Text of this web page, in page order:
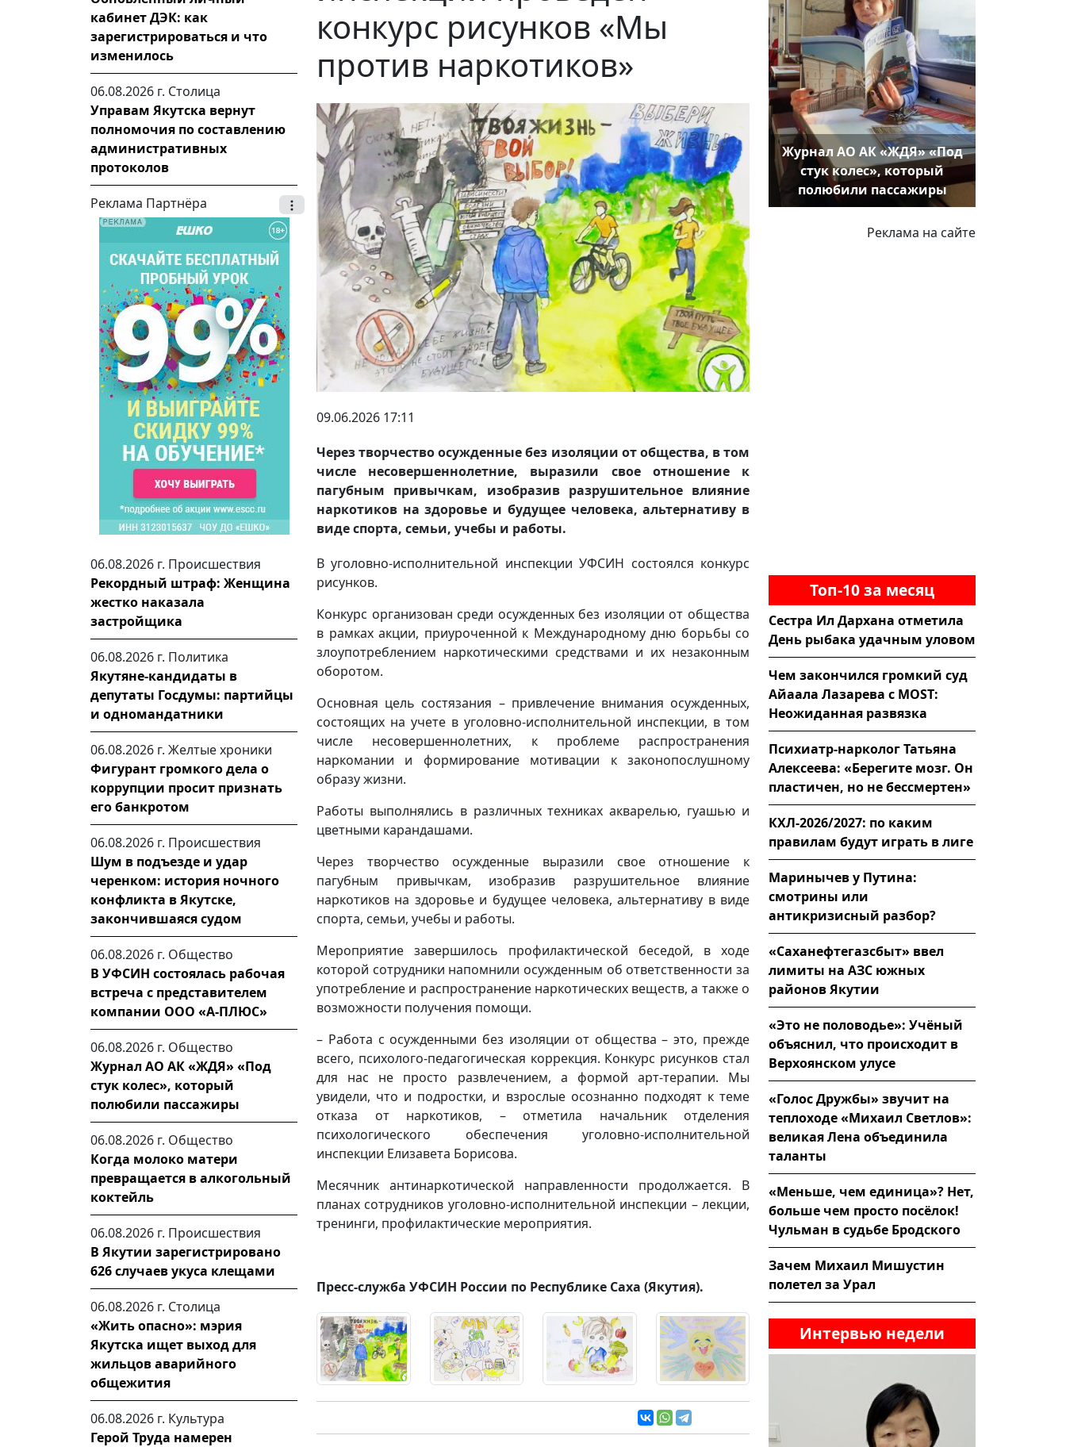
кабинет ДЭК: как
зарегистрироваться и что
изменилось
06.08.2026 г. Столица
Управам Якутска вернут
полномочия по составлению
административных
протоколов
Реклама Партнёра
06.08.2026 г. Происшествия
Рекордный штраф: Женщина
жестко наказала
застройщика
06.08.2026 г. Политика
Якутяне-кандидаты в
депутаты Госдумы: партийцы
и одномандатники
06.08.2026 г. Желтые хроники
Фигурант громкого дела о
коррупции просит признать
его банкротом
06.08.2026 г. Происшествия
Шум в подъезде и удар
черенком: история ночного
конфликта в Якутске,
закончившаяся судом
06.08.2026 г. Общество
В УФСИН состоялась рабочая
встреча с представителем
компании ООО «А-ПЛЮС»
06.08.2026 г. Общество
Журнал АО АК «ЖДЯ» «Под
стук колес», который
полюбили пассажиры
06.08.2026 г. Общество
Когда молоко матери
превращается в алкогольный
коктейль
06.08.2026 г. Происшествия
В Якутии зарегистрировано
626 случаев укуса клещами
06.08.2026 г. Столица
«Жить опасно»: мэрия
Якутска ищет выход для
жильцов аварийного
общежития
06.08.2026 г. Культура
Герой Труда намерен
конкурс рисунков «Мы
против наркотиков»
09.06.2026 17:11
Через творчество осужденные без изоляции от общества, в том
числе несовершеннолетние, выразили свое отношение к
пагубным привычкам, изобразив разрушительное влияние
наркотиков на здоровье и будущее человека, альтернативу в
виде спорта, семьи, учебы и работы.
В уголовно-исполнительной инспекции УФСИН состоялся конкурс
рисунков.
Конкурс организован среди осужденных без изоляции от общества
в рамках акции, приуроченной к Международному дню борьбы со
злоупотреблением наркотическими средствами и их незаконным
оборотом.
Основная цель состязания – привлечение внимания осужденных,
состоящих на учете в уголовно-исполнительной инспекции, в том
числе несовершеннолетних, к проблеме распространения
наркомании и формирование мотивации к законопослушному
образу жизни.
Работы выполнялись в различных техниках акварелью, гуашью и
цветными карандашами.
Через творчество осужденные выразили свое отношение к
пагубным привычкам, изобразив разрушительное влияние
наркотиков на здоровье и будущее человека, альтернативу в виде
спорта, семьи, учебы и работы.
Мероприятие завершилось профилактической беседой, в ходе
которой сотрудники напомнили осужденным об ответственности за
употребление и распространение наркотических веществ, а также о
возможности получения помощи.
– Работа с осужденными без изоляции от общества – это, прежде
всего, психолого-педагогическая коррекция. Конкурс рисунков стал
для нас не просто развлечением, а формой арт-терапии. Мы
увидели, что и подростки, и взрослые осознанно подходят к теме
отказа от наркотиков, – отметила начальник отделения
психологического обеспечения уголовно-исполнительной
инспекции Елизавета Борисова.
Месячник антинаркотической направленности продолжается. В
планах сотрудников уголовно-исполнительной инспекции – лекции,
тренинги, профилактические мероприятия.
Пресс-служба УФСИН России по Республике Саха (Якутия).
Журнал АО АК «ЖДЯ» «Под
стук колес», который
полюбили пассажиры
Реклама на сайте
Топ-10 за месяц
Сестра Ил Дархана отметила
День рыбака удачным уловом
Чем закончился громкий суд
Айаала Лазарева с MOST:
Неожиданная развязка
Психиатр-нарколог Татьяна
Алексеева: «Берегите мозг. Он
пластичен, но не бессмертен»
КХЛ-2026/2027: по каким
правилам будут играть в лиге
Маринычев у Путина:
смотрины или
антикризисный разбор?
«Саханефтегазсбыт» ввел
лимиты на АЗС южных
районов Якутии
«Это не половодье»: Учёный
объяснил, что происходит в
Верхоянском улусе
«Голос Дружбы» звучит на
теплоходе «Михаил Светлов»:
великая Лена объединила
таланты
«Меньше, чем единица»? Нет,
больше чем просто посёлок!
Чульман в судьбе Бродского
Зачем Михаил Мишустин
полетел за Урал
Интервью недели